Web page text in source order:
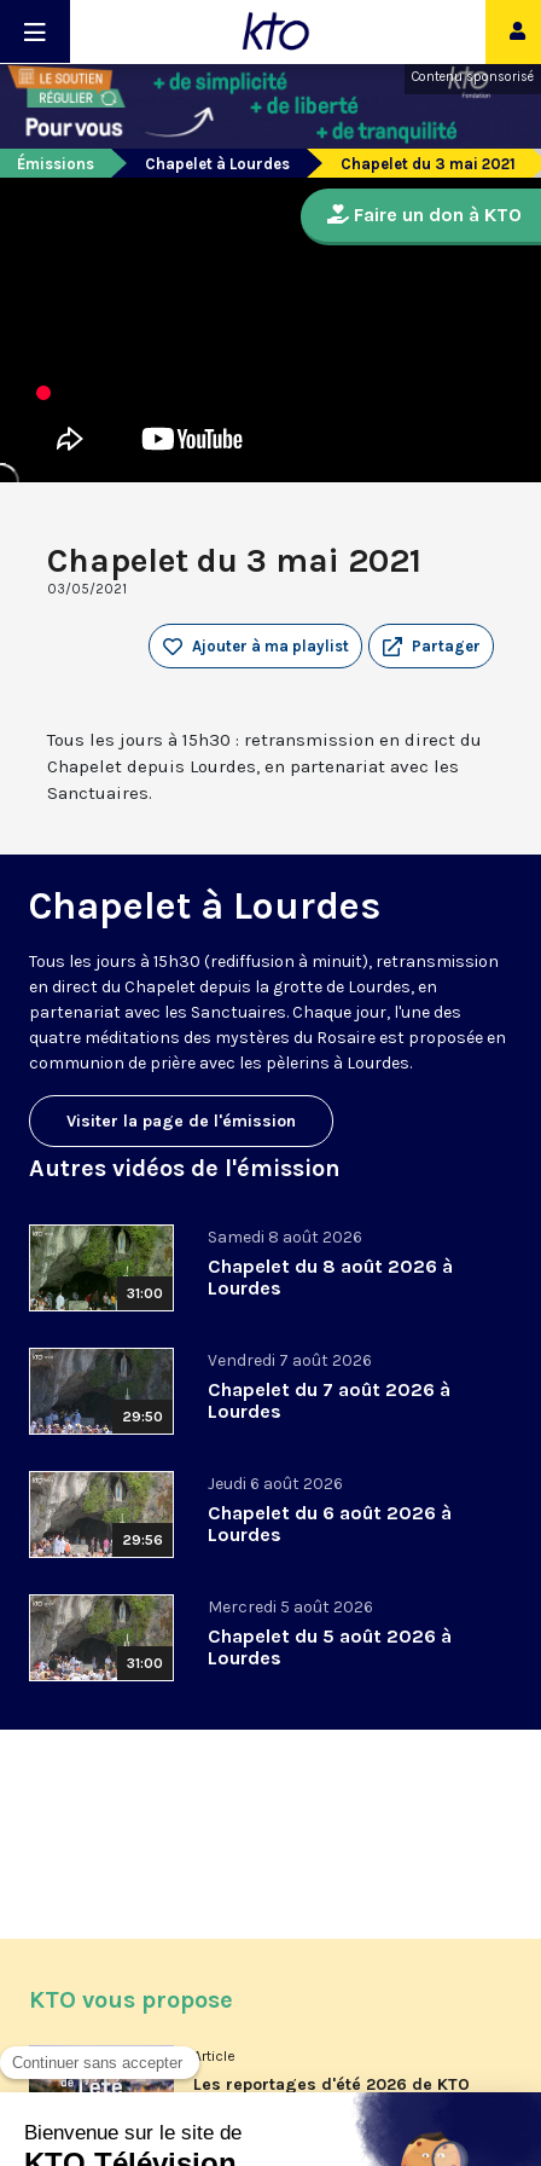
Contenu sponsorisé
Émissions Chapelet à Lourdes Chapelet du 3 mai 2021
Chapelet du 3 mai 2021
03/05/2021
Partager
Ajouter à ma playlist
Tous les jours à 15h30 : retransmission en direct du
Chapelet depuis Lourdes, en partenariat avec les
Sanctuaires.
Chapelet à Lourdes
Tous les jours à 15h30 (rediffusion à minuit), retransmission
en direct du Chapelet depuis la grotte de Lourdes, en
partenariat avec les Sanctuaires. Chaque jour, l'une des
quatre méditations des mystères du Rosaire est proposée en
communion de prière avec les pèlerins à Lourdes.
Visiter la page de l'émission
Autres vidéos de l'émission
31:00
Samedi 8 août 2026
Chapelet du 8 août 2026 à
Lourdes
29:50
Vendredi 7 août 2026
Chapelet du 7 août 2026 à
Lourdes
29:56
Jeudi 6 août 2026
Chapelet du 6 août 2026 à
Lourdes
31:00
Mercredi 5 août 2026
Chapelet du 5 août 2026 à
Lourdes
Faire un don à KTO
KTO vous propose
Article
Les reportages d'été 2026 de KTO